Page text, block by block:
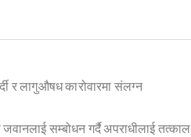
र लागुऔषध कारोवारमा संलग्न
सम्बोधन गर्दै अपराधीलाई तत्काल